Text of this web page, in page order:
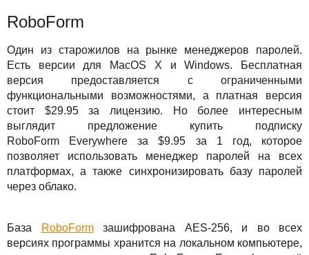
RoboForm
Один из старожилов на рынке менеджеров паролей.
Есть версии для MacOS X и Windows. Бесплатная
версия предоставляется с ограниченными
функциональными возможностями, а платная версия
стоит $29.95 за лицензию. Но более интересным
выглядит предложение купить подписку
RoboForm Everywhere за $9.95 за 1 год, которое
позволяет использовать менеджер паролей на всех
платформах, а также синхронизировать базу паролей
через облако.
База RoboFormзашифрована AES-256, и во всех
версиях программы хранится на локальном компьютере,